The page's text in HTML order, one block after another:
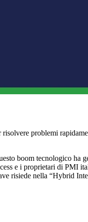
problemi
boom tecnologico ha
e i proprietari di PMI
risiede nella “Hybrid